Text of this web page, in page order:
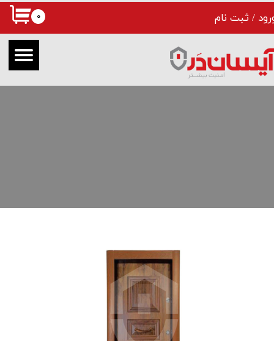
/ ثبت نام
حساب کاربری من
تغییر گذر واژه
سفارشات
۰